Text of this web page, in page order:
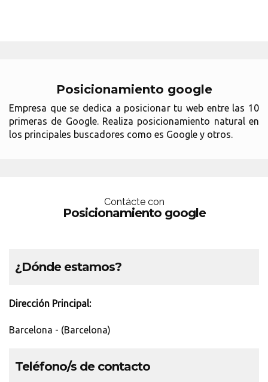
Posicionamiento google
Empresa que se dedica a posicionar tu web entre las 10
primeras de Google. Realiza posicionamiento natural en
los principales buscadores como es Google y otros.
Contácte con
Posicionamiento google
¿Dónde estamos?
Dirección Principal:
Barcelona - (Barcelona)
Teléfono/s de contacto